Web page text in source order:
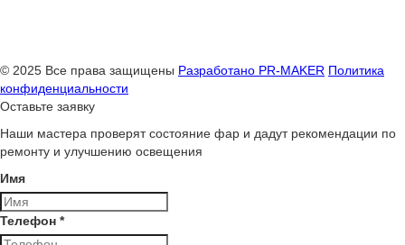
© 2025 Все права защищены Разработано PR-MAKER Политика
конфиденциальности
Оставьте заявку
Наши мастера проверят состояние фар и дадут рекомендации по
ремонту и улучшению освещения
Имя
Телефон *